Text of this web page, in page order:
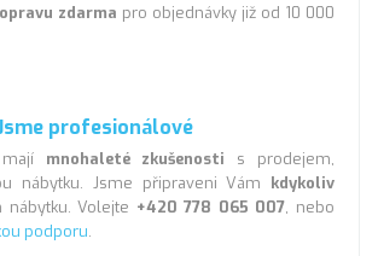
zdarma pro objednávky již od 10 000
profesionálové
mnohaleté zkušenosti s prodejem,
nábytku. Jsme připraveni Vám kdykoliv
nábytku. Volejte +420 778 065 007, nebo
podporu.